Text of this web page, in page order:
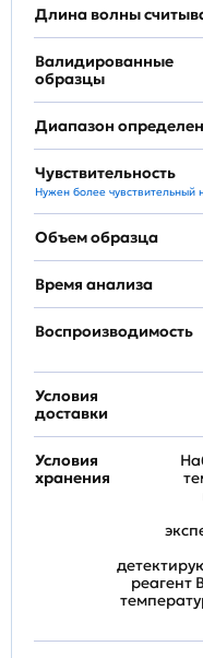
Длина волны
Валидированные
образцы
Диапазон
Чувствительность
Нужен более чувствительный
Объем образца
Время анализа
Воспроизводимость
Условия
доставки
Условия
хранения
реагент